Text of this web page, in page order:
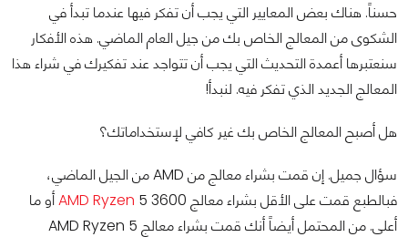
حسناً. هناك بعض المعايير التي يجب أن تفكر فيها عندما تبدأ في
الشكوى من المعالج الخاص بك من جيل العام الماضي. هذه الأفكار
سنعتبرها أعمدة التحديث التي يجب أن تتواجد عند تفكيرك في شراء هذا
المعالج الجديد الذي تفكر فيه. لنبدأ!
هل أصبح المعالج الخاص بك غير كافي لإستخداماتك؟
سؤال جميل. إن قمت بشراء معالج من AMD من الجيل الماضي،
فبالطبع قمت على الأقل بشراء معالج
AMD Ryzen5 3600 أو ما
أعلى. من المحتمل أيضاً أنك قمت بشراء معالج AMD Ryzen 5